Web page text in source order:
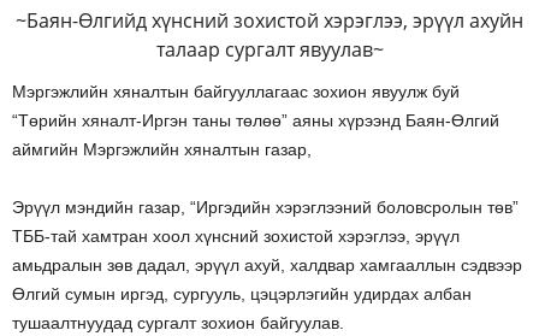
~Баян-Өлгийд хүнсний зохистой хэрэглээ, эрүүл ахуйн
талаар сургалт явуулав~
Мэргэжлийн хяналтын байгууллагаас зохион явуулж буй
“Төрийн хяналт-Иргэн таны төлөө” аяны хүрээнд Баян-Өлгий
аймгийн Мэргэжлийн хяналтын газар,
Эрүүл мэндийн газар, “Иргэдийн хэрэглээний боловсролын төв”
ТББ-тай хамтран хоол хүнсний зохистой хэрэглээ, эрүүл
амьдралын зөв дадал, эрүүл ахуй, халдвар хамгааллын сэдвээр
Өлгий сумын иргэд, сургууль, цэцэрлэгийн удирдах албан
тушаалтнуудад сургалт зохион байгуулав.